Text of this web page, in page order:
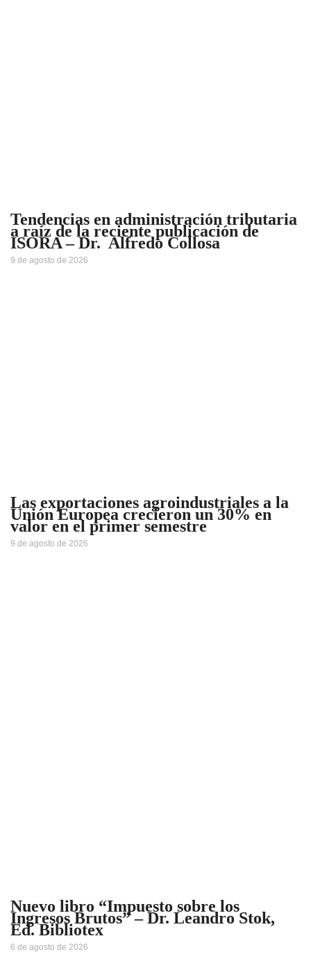
Tendencias en administración tributaria
a raíz de la reciente publicación de
ISORA – Dr. Alfredo Collosa
9 de agosto de 2026
Las exportaciones agroindustriales a la
Unión Europea crecieron un 30% en
valor en el primer semestre
9 de agosto de 2026
Nuevo libro “Impuesto sobre los
Ingresos Brutos” – Dr. Leandro Stok,
Ed. Bibliotex
6 de agosto de 2026